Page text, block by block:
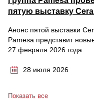
пятую выставку
Анонс пятой выставки
Pamesa представит
27 февраля 2026 года.
28 июля 2026
Показать все